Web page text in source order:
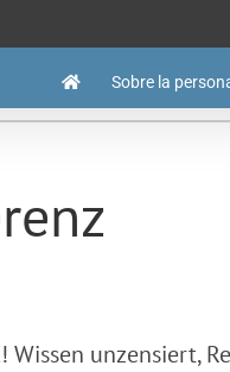
Sobre la
unzensiert,